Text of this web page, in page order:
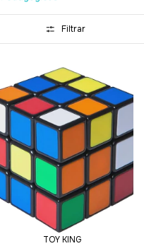
Filtrar
TOY KING